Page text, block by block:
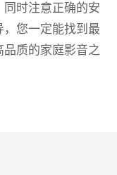
时注意正确的安
您一定能找到最
质的家庭影音之